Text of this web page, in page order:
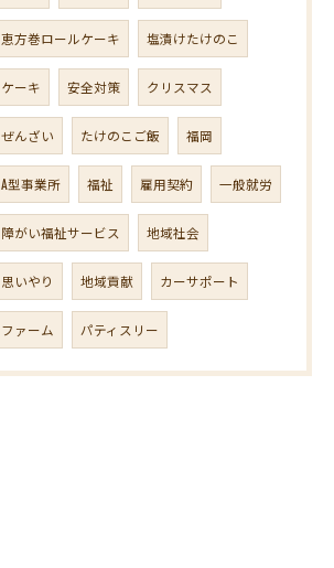
恵方巻ロールケーキ 塩漬けたけのこ
ケーキ 安全対策 クリスマス
ぜんざい たけのこご飯 福岡
A型事業所 福祉 雇用契約 一般就労
障がい福祉サービス 地域社会
思いやり 地域貢献 カーサポート
ファーム パティスリー